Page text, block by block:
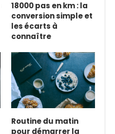
18000 pas en km : la
conversion simple et
les écarts à
connaître
Routine du matin
pour démarrer la